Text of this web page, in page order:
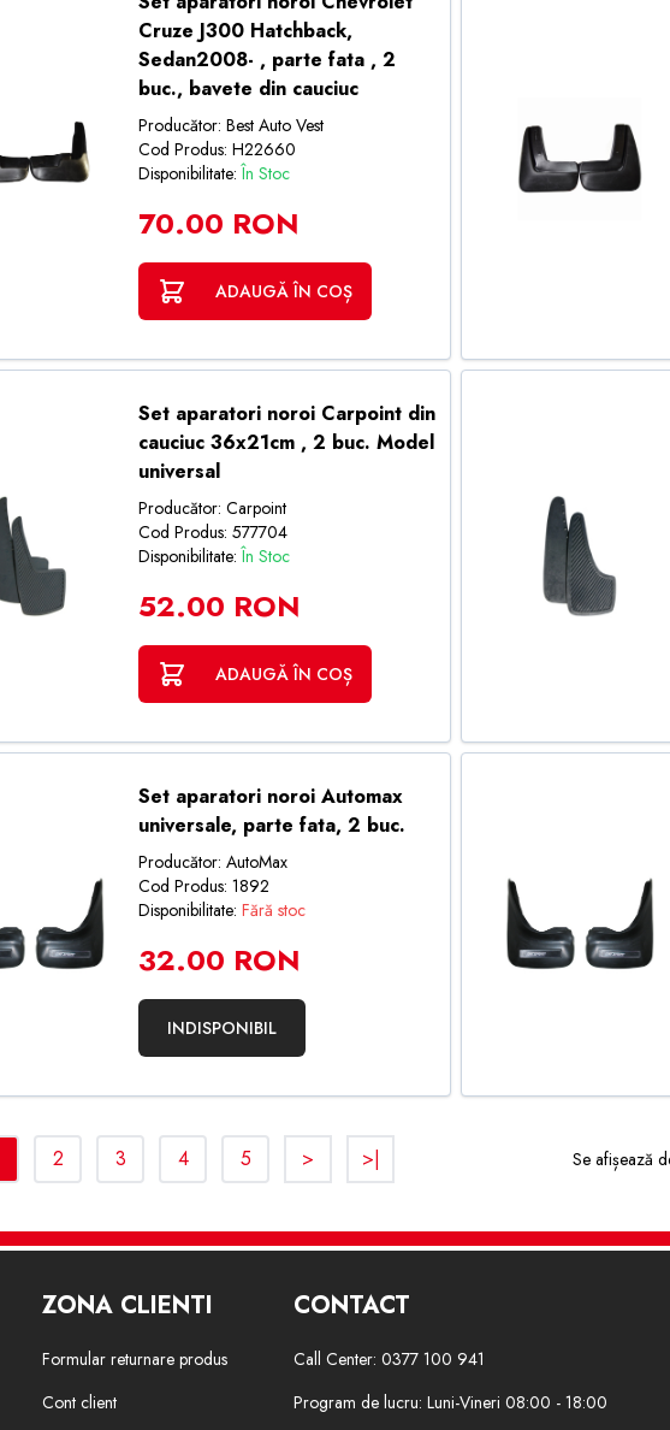
Cruze J300 Hatchback,
Sedan2008- , parte fata , 2
buc., bavete din cauciuc
Producător: Best Auto Vest
Cod Produs: H22660
Disponibilitate:În Stoc
70.00 RON
ADAUGĂ ÎN COȘ
Set aparatori noroi Carpoint din
cauciuc 36x21cm , 2 buc. Model
universal
Producător: Carpoint
Cod Produs: 577704
Disponibilitate:În Stoc
52.00 RON
ADAUGĂ ÎN COȘ
Set aparatori noroi Automax
universale, parte fata, 2 buc.
Producător: AutoMax
Cod Produs: 1892
Disponibilitate: Fără stoc
32.00 RON
INDISPONIBIL
2 3 4 5 > >| Se afișează
ZONA CLIENTI
Formular returnare produs
Cont client
CONTACT
Call Center: 0377 100 941
Program de lucru: Luni-Vineri 08:00 - 18:00